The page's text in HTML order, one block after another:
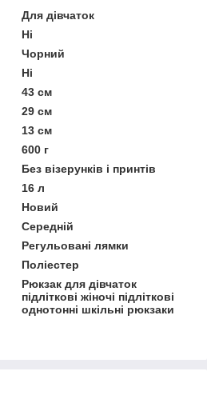
Для дівчаток
Ні
Чорний
Ні
43 см
29 см
13 см
600 г
Без візерунків і принтів
16 л
Новий
Середній
Регульовані лямки
Поліестер
Рюкзак для дівчаток
підліткові жіночі підліткові
однотонні шкільні рюкзаки